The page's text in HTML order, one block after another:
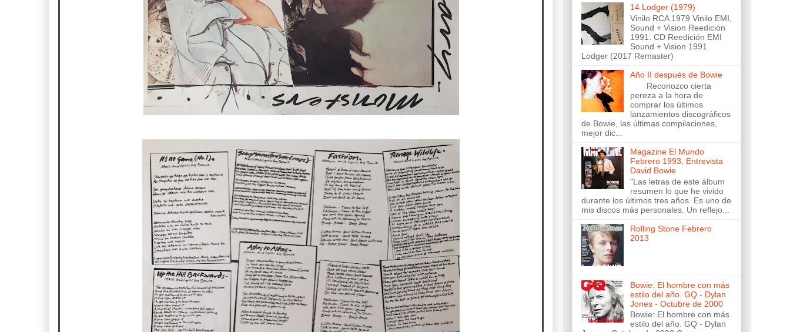
14 Lodger (1979)
Vinilo RCA 1979 Vinilo EMI,
Sound + Vision Reedición
1991: CD Reedición EMI
Sound + Vision 1991
Lodger (2017 Remaster)
Año II después de Bowie
Reconozco cierta
pereza a la hora de
comprar los últimos
lanzamientos discográficos
de Bowie, las últimas compilaciones,
mejor dic...
Magazine El Mundo
Febrero 1993, Entrevista
David Bowie
"Las letras de este álbum
resumen lo que he vivido
durante los últimos tres años. Es uno de
mis discos más personales. Un reflejo...
Rolling Stone Febrero
2013
Bowie: El hombre con más
estilo del año. GQ - Dylan
Jones - Octubre de 2000
Bowie: El hombre con más
estilo del año. GQ - Dylan